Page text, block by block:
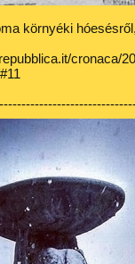
környéki
cronaca/